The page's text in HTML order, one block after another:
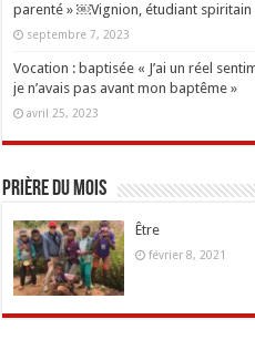
parenté » ￼Vignion, étudiant spiritain
septembre 7, 2023
Vocation : baptisée « J’ai un réel
je n’avais pas avant mon baptême »
avril 25, 2023
Prière du mois
Être
février 8, 2021